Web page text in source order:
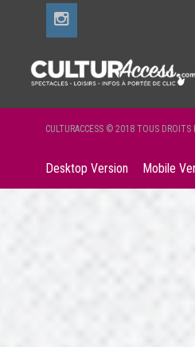
CULTURACCESS © 2018 TOUS DROITS
Desktop Version Mobile